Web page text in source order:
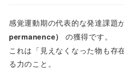
感覚運動期の代表的な発達課題
permanence）
の獲得です。
これは「見えなくなった物も存
る力のこと。